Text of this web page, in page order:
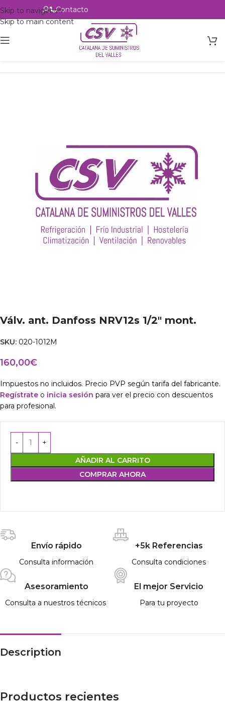
Skip to navigation
Skip to main content
Contacto
csvalles
Válv. ant. Danfoss NRV12s 1/2″ mont.
SKU: 020-1012M
160,00€
Impuestos no incluidos. Precio PVP según tarifa del fabricante.
Regístrate o inicia sesión para ver el precio con descuentos
para profesional.
AÑADIR AL CARRITO
COMPRAR AHORA
Envío rápido
Consulta información
+5k Referencias
Consulta condiciones
Asesoramiento
Consulta a nuestros técnicos
El mejor Servicio
Para tu proyecto
Description
Productos recientes